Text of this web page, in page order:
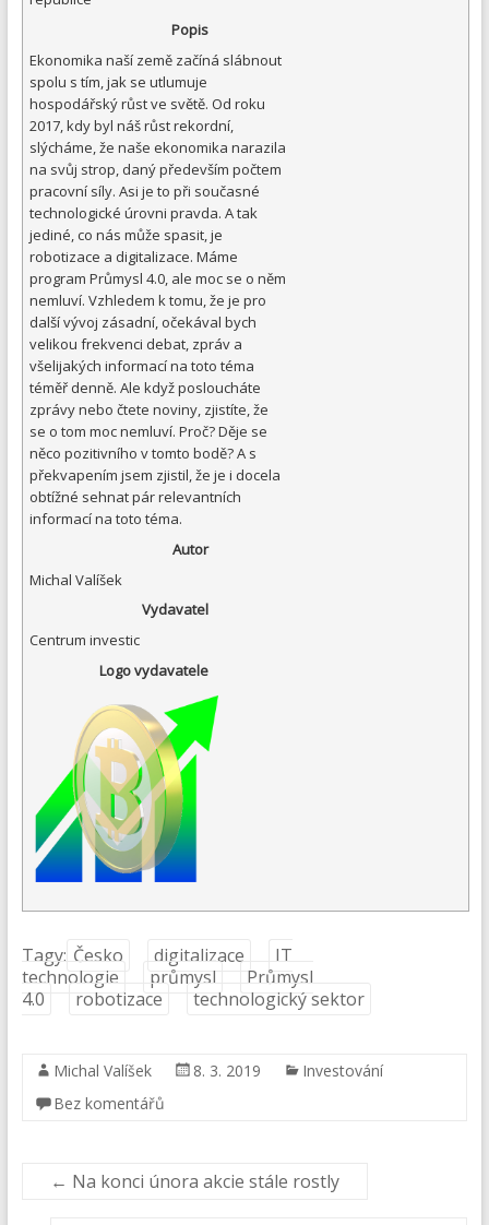
Popis
Ekonomika naší země začíná slábnout
spolu s tím, jak se utlumuje
hospodářský růst ve světě. Od roku
2017, kdy byl náš růst rekordní,
slýcháme, že naše ekonomika narazila
na svůj strop, daný především počtem
pracovní síly. Asi je to při současné
technologické úrovni pravda. A tak
jediné, co nás může spasit, je
robotizace a digitalizace. Máme
program Průmysl 4.0, ale moc se o něm
nemluví. Vzhledem k tomu, že je pro
další vývoj zásadní, očekával bych
velikou frekvenci debat, zpráv a
všelijakých informací na toto téma
téměř denně. Ale když posloucháte
zprávy nebo čtete noviny, zjistíte, že
se o tom moc nemluví. Proč? Děje se
něco pozitivního v tomto bodě? A s
překvapením jsem zjistil, že je i docela
obtížné sehnat pár relevantních
informací na toto téma.
Autor
Michal Valíšek
Vydavatel
Centrum investic
Logo vydavatele
Tagy: Česko digitalizace
IT
technologie
průmysl
Průmysl
4.0
robotizace technologický sektor
Michal Valíšek 8. 3. 2019
Investování
Bez komentářů
← Na konci února akcie stále rostly